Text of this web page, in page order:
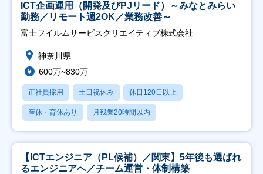
ICT企画運用（開発及びPJリード）～みなとみらい
勤務／リモート週2OK／業務改善～
富士フイルムサービスクリエイティブ株式会社
神奈川県
600万~830万
正社員採用 土日祝休み 休日120日以上
産休・育休あり 月残業20時間以内
【ICTエンジニア（PL候補）／関東】5年後も選ばれ
るエンジニアへ／チーム運営・体制構築